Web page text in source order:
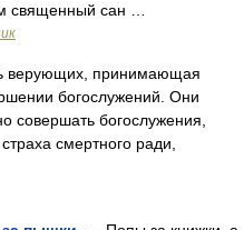
сан …
верующих, принимающая
богослужений. Они
совершать богослужения,
смертного ради,